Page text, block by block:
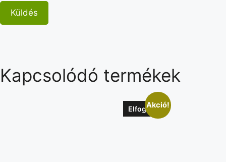
Kapcsolódó termékek
Akció!
Elfogyott